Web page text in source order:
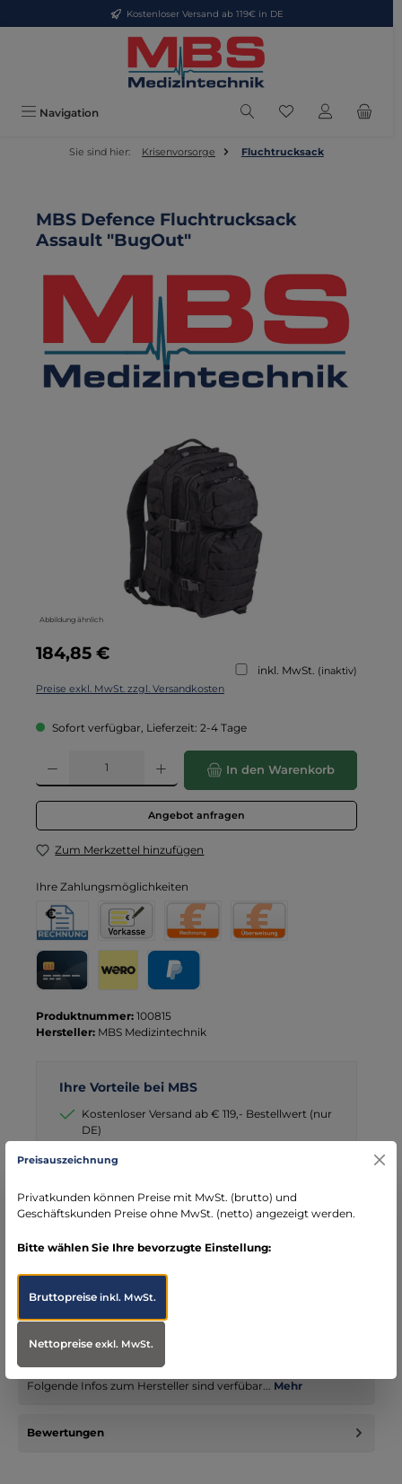
Zum Hauptinhalt springenKostenloser Versand ab 119€ in DE
Navigation Du hast 0
Sie sind hier: Krisenvorsorge Fluchtrucksack
MBS Defence Fluchtrucksack
Assault "BugOut"
Abbildung ähnlich
Regulärer Preis:
184,85 €
inkl. MwSt. (inaktiv)
Preise exkl. MwSt. zzgl. Versandkosten
Sofort verfügbar, Lieferzeit: 2-4 Tage
Produkt Anzahl: Gib den gewünschten Wert ein oder benutze die
In den Warenkorb
Angebot anfragen
Zum Merkzettel hinzufügen
Ihre Zahlungsmöglichkeiten
Rechnung
Rechnung für Behörden
Vorkasse
Produktnummer: 100815
Hersteller: MBS Medizintechnik
Ihre Vorteile bei MBS
Kostenloser Versand ab € 119,- Bestellwert (nur
DE)
seit über 15 Jahren kompetenter Partner im
Beschreibung
MBS Defence Fluchtrucksack Assault "BugOut"
Folgende Infos zum Hersteller sind verfübar... Mehr
Bewertungen
Preisauszeichnung
Privatkunden können Preise mit MwSt. (brutto) und
Geschäftskunden Preise ohne MwSt. (netto) angezeigt werden.
Bitte wählen Sie Ihre bevorzugte Einstellung:
Bruttopreiseinkl. MwSt.
Nettopreiseexkl. MwSt.